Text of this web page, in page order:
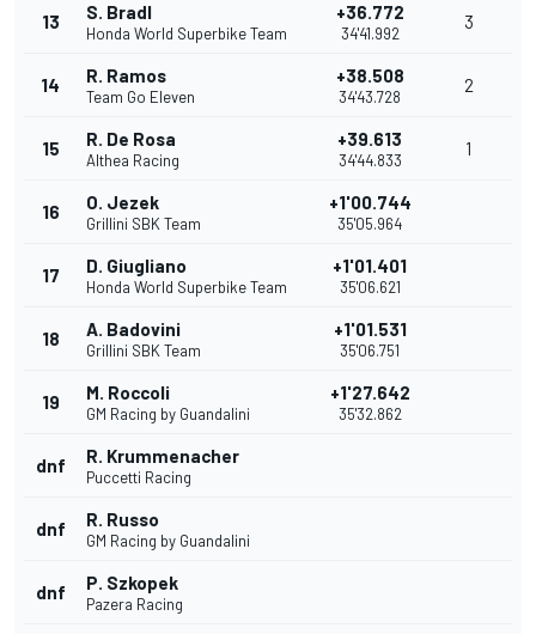
13 S. Bradl
Honda World Superbike Team
+36.772
34'41.992
3
14 R. Ramos
Team Go Eleven
+38.508
34'43.728
2
15 R. De Rosa
Althea Racing
+39.613
34'44.833
1
16 O. Jezek
Grillini SBK Team
+1'00.744
35'05.964
17 D. Giugliano
Honda World Superbike Team
+1'01.401
35'06.621
18 A. Badovini
Grillini SBK Team
+1'01.531
35'06.751
19 M. Roccoli
GM Racing by Guandalini
+1'27.642
35'32.862
dnf R. Krummenacher
Puccetti Racing
dnf R. Russo
GM Racing by Guandalini
dnf P. Szkopek
Pazera Racing